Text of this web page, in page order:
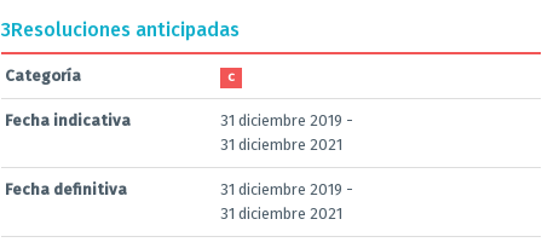
3Resoluciones anticipadas
Categoría C
Fecha indicativa
31 diciembre 2019 -
31 diciembre 2021
Fecha definitiva
31 diciembre 2019 -
31 diciembre 2021